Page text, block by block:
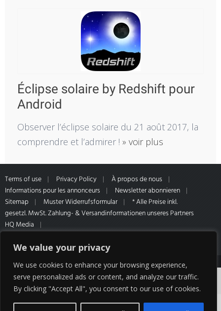
We value your privacy
We use cookies to enhance your browsing experience,
serve personalized ads or content, and analyze our traffic.
By clicking "Accept All", you consent to our use of cookies.
Éclipse solaire by Redshift pour
Android
Observer l’éclipse solaire du 21 août 2017, la
comprendre et l’admirer ! » voir plus
Terms of use Privacy Policy
À propos de nous
Informations pour les annonceurs
Newsletter abonnieren
Sitemap
Muster Widerrufsformular
* Alle Preise inkl.
gesetzl. MwSt. Zahlung- & Versandinformationen unseres Partners
HQ Media
Les cookies nous permettent de vous proposer
nos services plus facilement. En utilisant nos
services, vous nous donnez expressément votre